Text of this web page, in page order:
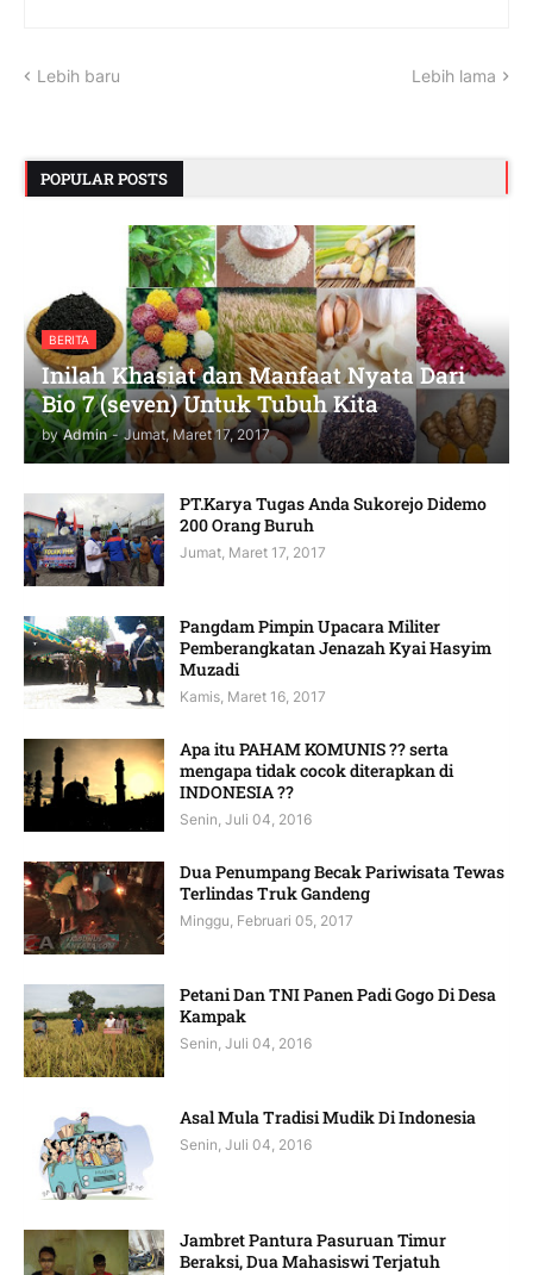
Lebih baru Lebih lama
POPULAR POSTS
BERITA
Inilah Khasiat dan Manfaat Nyata Dari
Bio 7 (seven) Untuk Tubuh Kita
by Admin - Jumat, Maret 17, 2017
PT.Karya Tugas Anda Sukorejo Didemo
200 Orang Buruh
Jumat, Maret 17, 2017
Pangdam Pimpin Upacara Militer
Pemberangkatan Jenazah Kyai Hasyim
Muzadi
Kamis, Maret 16, 2017
Apa itu PAHAM KOMUNIS ?? serta
mengapa tidak cocok diterapkan di
INDONESIA ??
Senin, Juli 04, 2016
Dua Penumpang Becak Pariwisata Tewas
Terlindas Truk Gandeng
Minggu, Februari 05, 2017
Petani Dan TNI Panen Padi Gogo Di Desa
Kampak
Senin, Juli 04, 2016
Asal Mula Tradisi Mudik Di Indonesia
Senin, Juli 04, 2016
Jambret Pantura Pasuruan Timur
Beraksi, Dua Mahasiswi Terjatuh